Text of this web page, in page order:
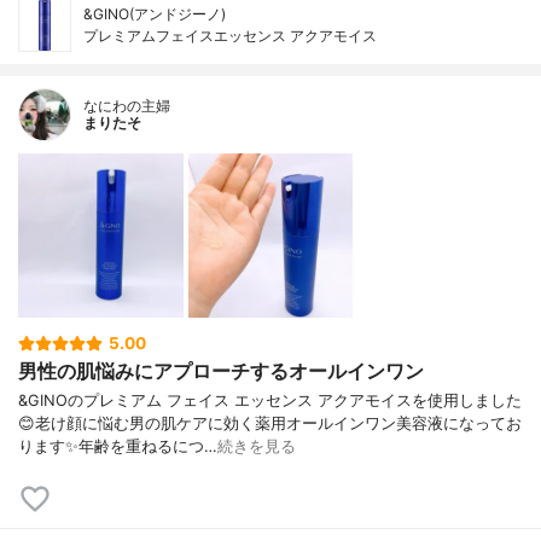
&GINO(アンドジーノ)
プレミアムフェイスエッセンス アクアモイス
なにわの主婦
まりたそ
5.00
男性の肌悩みにアプローチするオールインワン
&GINOのプレミアム フェイス エッセンス アクアモイスを使用しました
😊老け顔に悩む男の肌ケアに効く薬用オールインワン美容液になってお
ります✨年齢を重ねるにつ…続きを見る